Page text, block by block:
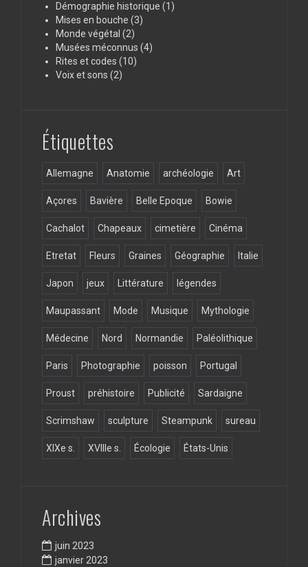
Démographie historique (1)
Mises en bouche (3)
Monde végétal (2)
Musées méconnus (4)
Rites et codes (10)
Voix et sons (2)
Étiquettes
Allemagne Anatomie archéologie Art
Açores Bavière Belle Epoque Bowie
Cachalot Chapeaux cimetière Cinéma
Etretat Fleurs Graines Géographie Italie
Japon jeux Littérature légendes
Maupassant Mode Musique Mythologie
Médecine Nord Normandie Paléolithique
Paris Photographie poisson Portugal
Proust préhistoire Publicité Sardaigne
Scrimshaw sculpture Steampunk sureau
XIXe s. XVIIIe s. Écologie États-Unis
Archives
juin 2023
janvier 2023